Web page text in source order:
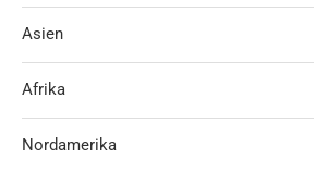
Asien
Afrika
Nordamerika